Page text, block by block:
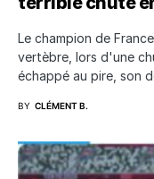
Le champion de
vertèbre, lors d'une
échappé au pire, son
BY CLÉMENT B.